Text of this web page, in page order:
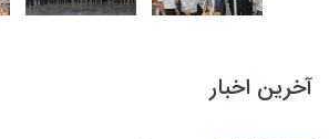
آخرین اخبار